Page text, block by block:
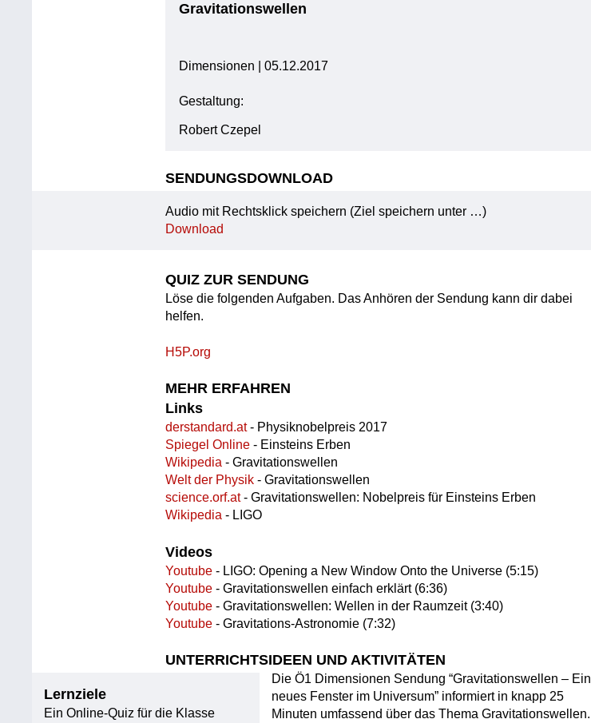
Gravitationswellen
Dimensionen | 05.12.2017
Gestaltung:
Robert Czepel
SENDUNGSDOWNLOAD
Audio mit Rechtsklick speichern (Ziel speichern unter …)
Download
QUIZ ZUR SENDUNG
Löse die folgenden Aufgaben. Das Anhören der Sendung kann dir dabei
helfen.
H5P.org
MEHR ERFAHREN
Links
derstandard.at- Physiknobelpreis 2017
Spiegel Online - Einsteins Erben
Wikipedia - Gravitationswellen
Welt der Physik - Gravitationswellen
science.orf.at- Gravitationswellen: Nobelpreis für Einsteins Erben
Wikipedia - LIGO
Videos
Youtube - LIGO: Opening a New Window Onto the Universe (5:15)
Youtube - Gravitationswellen einfach erklärt (6:36)
Youtube - Gravitationswellen: Wellen in der Raumzeit (3:40)
Youtube - Gravitations-Astronomie (7:32)
UNTERRICHTSIDEEN UND AKTIVITÄTEN
Lernziele
Ein Online-Quiz für die Klasse
Die Ö1 Dimensionen Sendung “Gravitationswellen – Ein
neues Fenster im Universum” informiert in knapp 25
Minuten umfassend über das Thema Gravitationswellen.